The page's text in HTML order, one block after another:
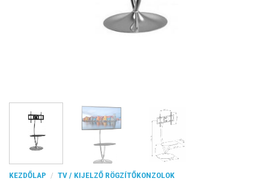
KEZDŐLAP / TV / KIJELZŐ RÖGZÍTŐKONZOLOK